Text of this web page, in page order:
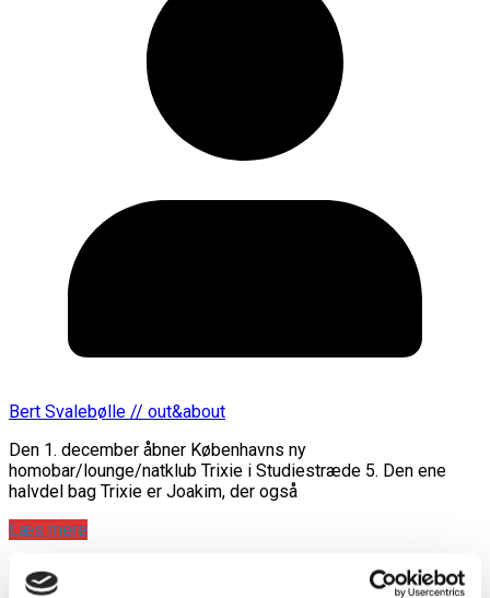
Bert Svalebølle // out&about
Den 1. december åbner Københavns ny
homobar/lounge/natklub Trixie i Studiestræde 5. Den ene
halvdel bag Trixie er Joakim, der også
Læs mere
annonce